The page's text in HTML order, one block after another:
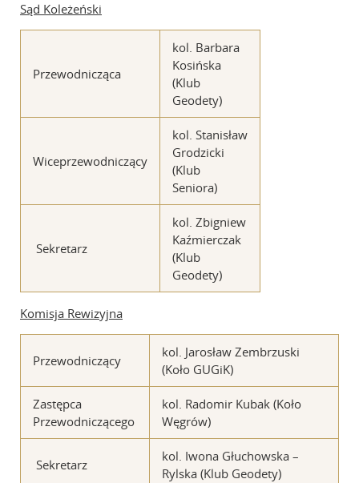
Sąd Koleżeński
Przewodnicząca
kol. Barbara
Kosińska
(Klub
Geodety)
Wiceprzewodniczący
kol. Stanisław
Grodzicki
(Klub
Seniora)
Sekretarz
kol. Zbigniew
Kaźmierczak
(Klub
Geodety)
Komisja Rewizyjna
Przewodniczący
kol. Jarosław Zembrzuski
(Koło GUGiK)
Zastępca
Przewodniczącego
kol. Radomir Kubak (Koło
Węgrów)
Sekretarz
kol. Iwona Głuchowska –
Rylska (Klub Geodety)